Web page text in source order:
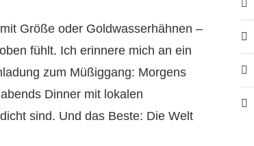
Größe oder Goldwasserhähnen –
fühlt. Ich erinnere mich an ein
zum Müßiggang: Morgens
Dinner mit lokalen
sind. Und das Beste: Die Welt